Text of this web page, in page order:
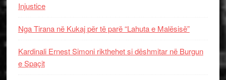
Injustice
Nga Tirana në Kukaj për të parë “Lahuta e Malësisë”
Kardinali Ernest Simoni rikthehet si dëshmitar në Burgun
e Spaçit